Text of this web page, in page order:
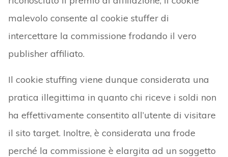
malevolo consente al cookie stuffer di
intercettare la commissione frodando il vero
publisher affiliato.
Il cookie stuffing viene dunque considerata una
pratica illegittima in quanto chi riceve i soldi non
ha effettivamente consentito all’utente di visitare
il sito target. Inoltre, è considerata una frode
perché la commissione è elargita ad un soggetto